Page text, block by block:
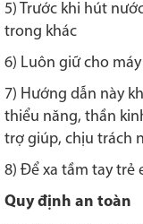
5) Trước khi hút
trong khác
6) Luôn giữ cho
7) Hướng dẫn này
thiểu năng, thần
trợ giúp, chịu trách
8) Để xa tầm tay trẻ
Quy định an toàn